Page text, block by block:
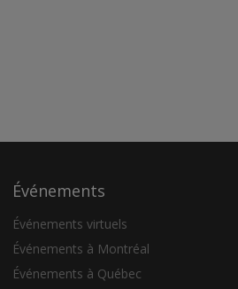
Événements
Événements virtuels
Événements à Montréal
Événements à Québec